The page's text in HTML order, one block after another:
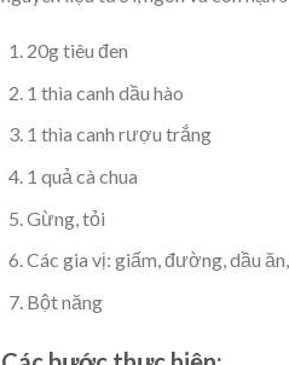
20g tiêu đen
1 thìa canh dầu hào
1 thìa canh rượu trắng
1 quả cà chua
Gừng, tỏi
Các gia vị: giấm, đường, dầu
Bột năng